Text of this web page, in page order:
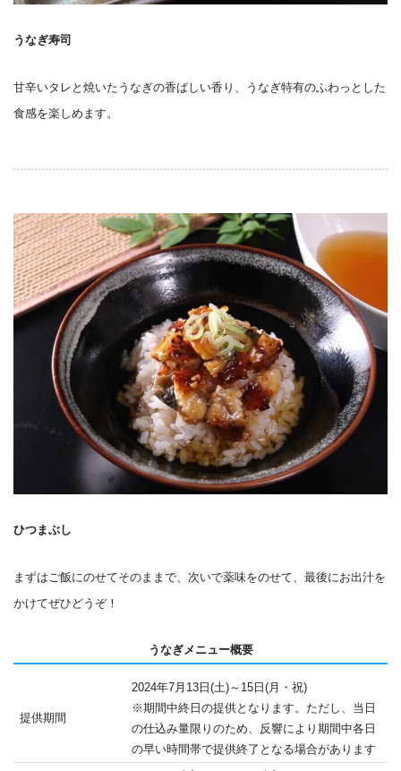
うなぎ寿司
甘辛いタレと焼いたうなぎの香ばしい香り、うなぎ特有のふわっとした
食感を楽しめます。
ひつまぶし
まずはご飯にのせてそのままで、次いで薬味をのせて、最後にお出汁を
かけてぜひどうぞ！
うなぎメニュー概要
提供期間
2024年7月13日(土)～15日(月・祝)
※期間中終日の提供となります。ただし、当日
の仕込み量限りのため、反響により期間中各日
の早い時間帯で提供終了となる場合があります